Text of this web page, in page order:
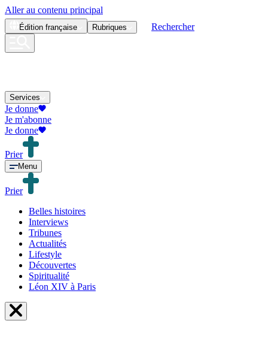
Aller au contenu principal
Édition française Rubriques Rechercher
Services
Je donne
Je m'abonne
Je donne
Prier
Menu
Prier
Belles histoires
Interviews
Tribunes
Actualités
Lifestyle
Découvertes
Spiritualité
Léon XIV à Paris